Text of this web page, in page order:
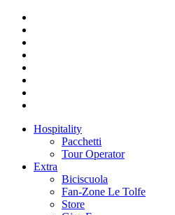
Hospitality
Pacchetti
Tour Operator
Extra
Biciscuola
Fan-Zone Le Tolfe
Store